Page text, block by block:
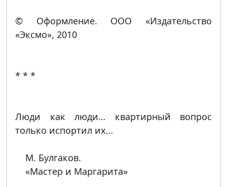
© Оформление. OOO «Издательство
«Эксмо», 2010
* * *
Люди как люди… квартирный вопрос
только испортил их…
М. Булгаков.
«Мастер и Маргарита»